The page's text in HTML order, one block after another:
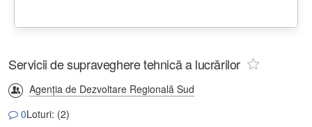
Servicii de supraveghere tehnică a lucrărilor
Agenția de Dezvoltare Regională Sud
0Loturi: (2)